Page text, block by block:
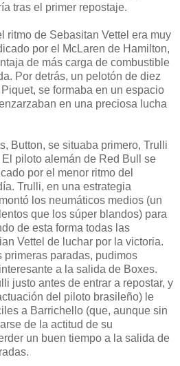
tras el primer repostaje.
ritmo de Sebasitan Vettel era muy
por el McLaren de Hamilton,
de más carga de combustible
Por detrás, un pelotón de diez
se formaba en un espacio
en una preciosa lucha
Button, se situaba primero, Trulli
piloto alemán de Red Bull se
por el menor ritmo del
Trulli, en una estrategia
los neumáticos medios (un
que los súper blandos) para
de esta forma todas las
Vettel de luchar por la victoria.
primeras paradas, pudimos
a la salida de Boxes.
justo antes de entrar a repostar, y
del piloto brasileño) le
a Barrichello (que, aunque sin
de la actitud de su
un buen tiempo a la salida de